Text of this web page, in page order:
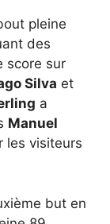
pleine
des
score sur
Silva et
a
Manuel
les visiteurs
but en